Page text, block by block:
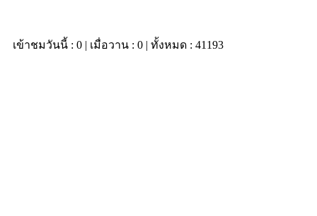
เข้าชมวันนี้ : 0 | เมื่อวาน : 0 | ทั้งหมด : 41193